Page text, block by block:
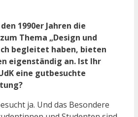
1990er Jahren die
Thema „Design und
begleitet haben, bieten
eigenständig an. Ist Ihr
eine gutbesuchte
ja. Und das Besondere